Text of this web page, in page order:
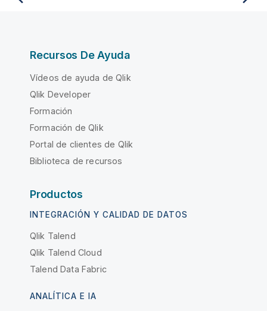
Recursos De Ayuda
Vídeos de ayuda de Qlik
Qlik Developer
Formación
Formación de Qlik
Portal de clientes de Qlik
Biblioteca de recursos
Productos
INTEGRACIÓN Y CALIDAD DE DATOS
Qlik Talend
Qlik Talend Cloud
Talend Data Fabric
ANALÍTICA E IA